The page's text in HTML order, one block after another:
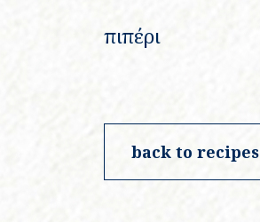
πιπέρι
back to recipes